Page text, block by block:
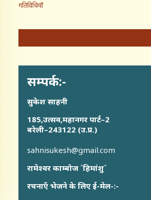
गतिविधियाँ
सम्पर्क:-
सुकेश साहनी
185,उत्सव,महानगर पार्ट–2
बरेली–243122 (उ.प्र.)
sahnisukesh@gmail.com
रामेश्वर काम्बोज ´हिमांशु´
रचनाएँ भेजने के लिए ई-मेल-:-